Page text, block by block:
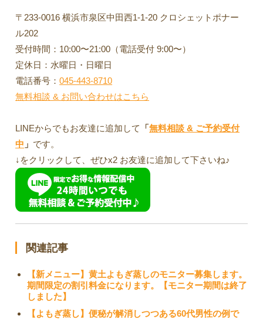
〒233-0016 横浜市泉区中田西1-1-20 クロシェットポナー
ル202
受付時間：10:00〜21:00（電話受付 9:00〜）
定休日：水曜日・日曜日
電話番号：045-443-8710
無料相談 & お問い合わせはこちら
LINEからでもお友達に追加して 「無料相談 & ご予約受付
中 」 です。
↓をクリックして、ぜひx2 お友達に追加して下さいね♪
関連記事
【新メニュー】黄土よもぎ蒸しのモニター募集します。
期間限定の割引料金になります。【モニター期間は終了
しました】
【よもぎ蒸し】便秘が解消しつつある60代男性の例で